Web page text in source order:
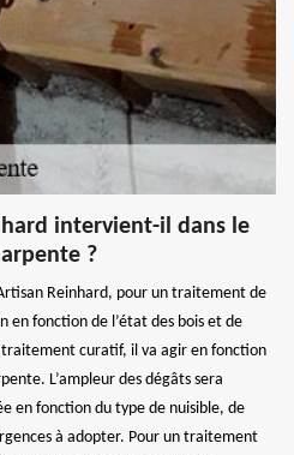
intervient-il dans le
?
Reinhard, pour un traitement de
en fonction de l’état des bois et de
traitement curatif, il va agir en fonction
L’ampleur des dégâts sera
en fonction du type de nuisible, de
à adopter. Pour un traitement